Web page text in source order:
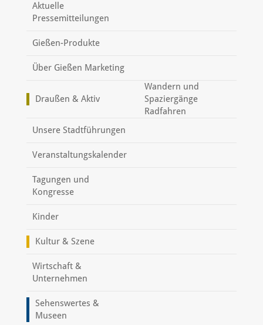
Aktuelle
Pressemitteilungen
Gießen-Produkte
Über Gießen Marketing
Draußen & Aktiv
Wandern und
Spaziergänge
Radfahren
Unsere Stadtführungen
Veranstaltungskalender
Tagungen und
Kongresse
Kinder
Kultur & Szene
Wirtschaft &
Unternehmen
Sehenswertes &
Museen